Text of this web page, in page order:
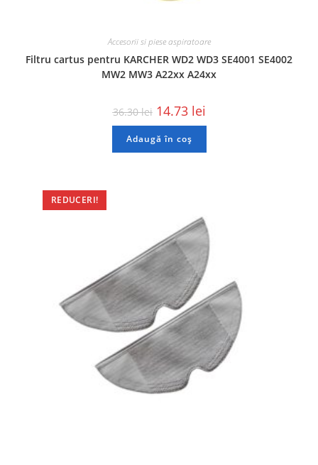
Accesorii si piese aspiratoare
Filtru cartus pentru KARCHER WD2 WD3 SE4001 SE4002
MW2 MW3 A22xx A24xx
36.30lei 14.73 lei
Adaugă în coș
REDUCERI!